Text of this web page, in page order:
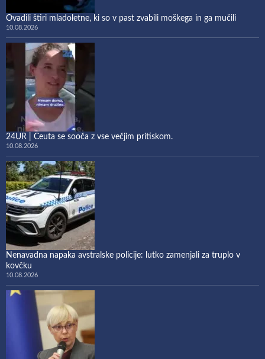
Ovadili štiri mladoletne, ki so v past zvabili moškega in ga mučili
10.08.2026
24UR | Ceuta se sooča z vse večjim pritiskom.
10.08.2026
Nenavadna napaka avstralske policije: lutko zamenjali za truplo v
kovčku
10.08.2026